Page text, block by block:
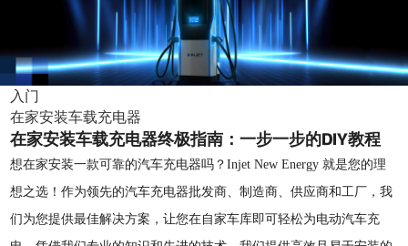
入门
在家安装车载充电器
在家安装车载充电器终极指南：一步一步的DIY教程
想在家安装一款可靠的汽车充电器吗？Injet New Energy 就是您的理
想之选！作为领先的汽车充电器批发商、制造商、供应商和工厂，我
们为您提供最佳解决方案，让您在自家车库即可轻松为电动汽车充